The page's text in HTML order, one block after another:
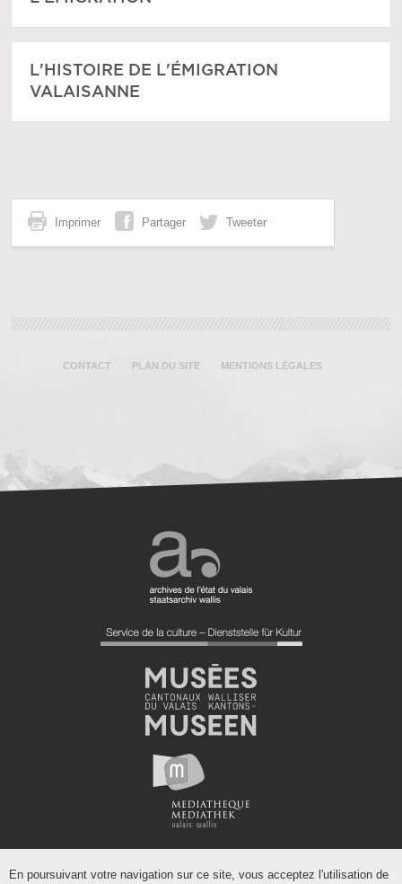
L'HISTOIRE DE L'ÉMIGRATION
VALAISANNE
Imprimer Partager Tweeter
CONTACT PLAN DU SITE MENTIONS LÉGALES
En poursuivant votre navigation sur ce site, vous acceptez l'utilisation de